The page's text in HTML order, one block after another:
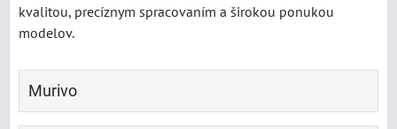
kvalitou, precíznym spracovaním a širokou ponukou
modelov.
Murivo